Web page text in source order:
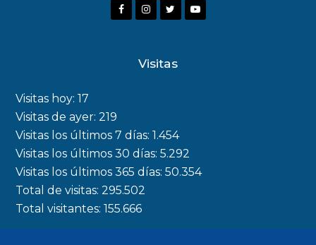
F
o
k
I
a
m
r
Y
Visitas
Visitas hoy:17
Visitas de ayer:219
Visitas los últimos 7 días:1.454
Visitas los últimos 30 días:5.292
Visitas los últimos 365 días:50.354
Total de visitas:295.502
Total visitantes:155.666